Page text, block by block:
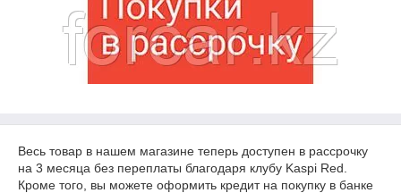
Весь товар в нашем магазине теперь доступен в рассрочку
на 3 месяца без переплаты благодаря клубу Kaspi Red.
Кроме того, вы можете оформить кредит на покупку в банке